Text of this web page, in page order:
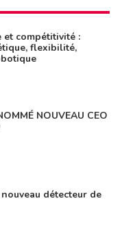
et compétitivité :
flexibilité,
NOUVEAU CEO
détecteur de